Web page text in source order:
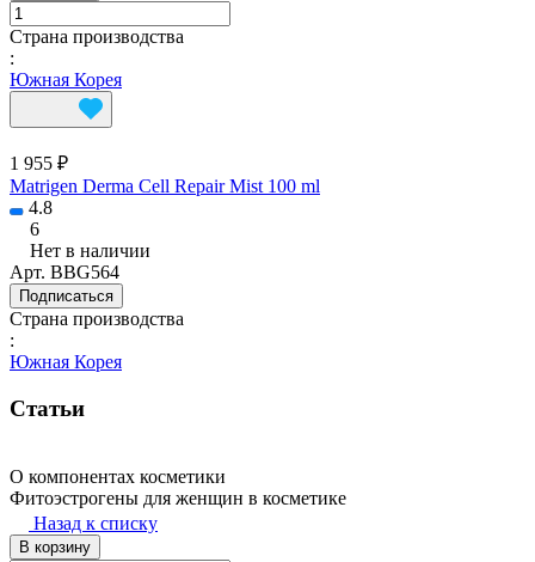
Страна производства
:
Южная Корея
1 955 ₽
Matrigen Derma Cell Repair Mist 100 ml
4.8
6
Нет в наличии
Арт. BBG564
Подписаться
Страна производства
:
Южная Корея
Статьи
О компонентах косметики
Фитоэстрогены для женщин в косметике
Назад к списку
В корзину